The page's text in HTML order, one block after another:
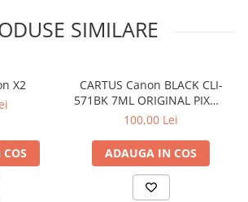
SIMILARE
X2
CARTUS Canon BLACK CLI-
571BK 7ML ORIGINAL PIXMA
MG6850
100,00 Lei
ADAUGA IN COS